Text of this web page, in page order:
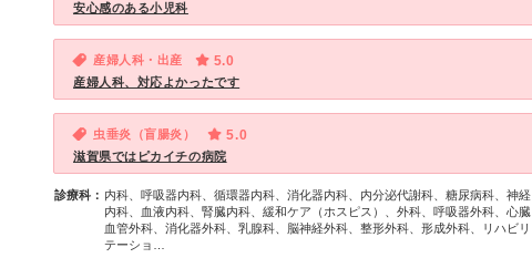
安心感のある小児科
産婦人科・出産 5.0
産婦人科、対応よかったです
虫垂炎（盲腸炎） 5.0
滋賀県ではピカイチの病院
診療科： 内科、呼吸器内科、循環器内科、消化器内科、内分泌代謝科、糖尿病科、神経
内科、血液内科、腎臓内科、緩和ケア（ホスピス）、外科、呼吸器外科、心臓
血管外科、消化器外科、乳腺科、脳神経外科、整形外科、形成外科、リハビリ
テーショ…